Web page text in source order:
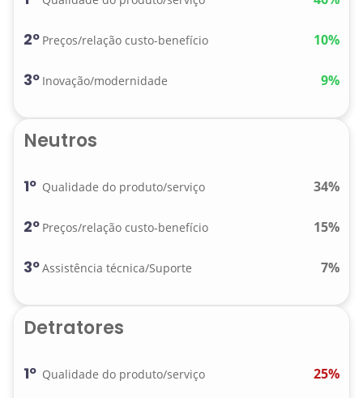
2º Preços/relação custo-benefício 10%
3º Inovação/modernidade 9%
Neutros
1º Qualidade do produto/serviço 34%
2º Preços/relação custo-benefício 15%
3ºAssistência técnica/Suporte 7%
Detratores
1º Qualidade do produto/serviço 25%